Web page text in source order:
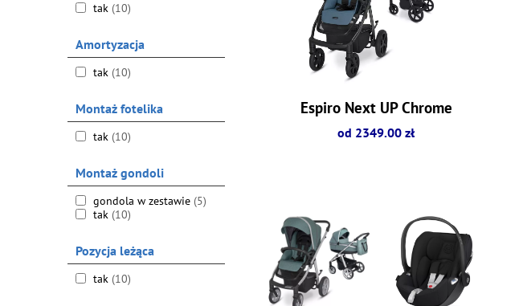
tak (10)
Amortyzacja
tak (10)
Montaż fotelika
tak (10)
Montaż gondoli
gondola w zestawie (5)
tak (10)
Pozycja leżąca
tak (10)
Espiro Next UP Chrome
od 2349.00 zł